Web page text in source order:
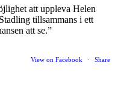
att uppleva Helen
tillsammans i ett
att se.”
View on Facebook · Share